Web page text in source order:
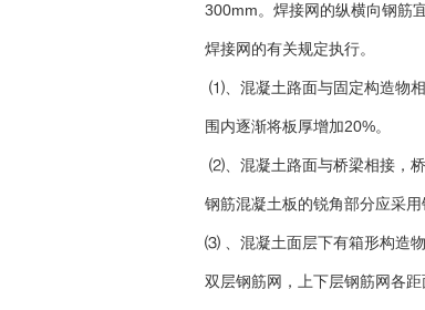
300mm。焊接网的纵横向钢筋
焊接网的有关规定执行。
⑴、混凝土路面与固定构造物
围内逐渐将板厚增加20%。
⑵、混凝土路面与桥梁相接，
钢筋混凝土板的锐角部分应采用
⑶ 、混凝土面层下有箱形构造
双层钢筋网，上下层钢筋网各